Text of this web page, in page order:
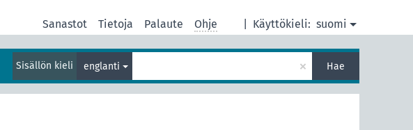
Käyttökieli: suomi
Sanastot Tietoja Palaute Ohje
Sisällön kieli englanti × Hae